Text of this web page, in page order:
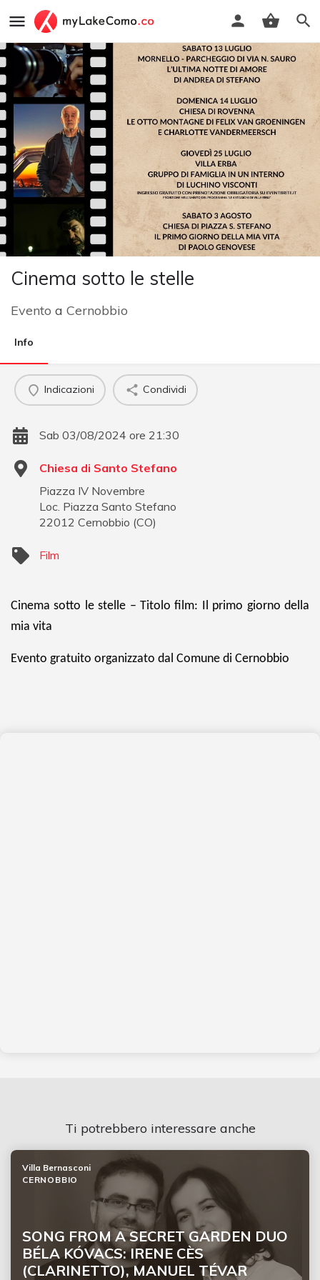
Cinema sotto le stelle
Evento a Cernobbio
Info
Indicazioni Condividi
Sab 03/08/2024 ore 21:30
Chiesa di Santo Stefano
Piazza IV Novembre
Loc. Piazza Santo Stefano
22012 Cernobbio (CO)
Film
Cinema sotto le stelle – Titolo film: Il primo giorno della
mia vita
Evento gratuito organizzato dal Comune di Cernobbio
Ti potrebbero interessare anche
SONG FROM A SECRET GARDEN DUO
BÉLA KÓVACS: IRENE CÈS
(CLARINETTO), MANUEL TÉVAR
Villa Bernasconi
CERNOBBIO